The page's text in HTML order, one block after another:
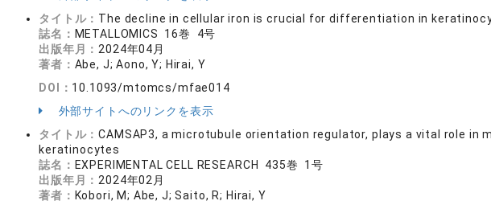
タイトル： The decline in cellular iron is crucial for differentiation in
誌名： METALLOMICS 16巻 4号
出版年月： 2024年04月
著者： Abe, J; Aono, Y; Hirai, Y
DOI： 10.1093/mtomcs/mfae014
外部サイトへのリンクを表示
タイトル：CAMSAP3, a microtubule orientation regulator, plays a vital role
keratinocytes
誌名： EXPERIMENTAL CELL RESEARCH 435巻 1号
出版年月： 2024年02月
著者： Kobori, M; Abe, J; Saito, R; Hirai, Y